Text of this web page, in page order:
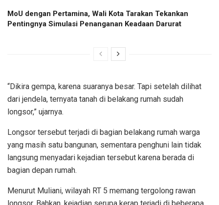
MoU dengan Pertamina, Wali Kota Tarakan Tekankan
Pentingnya Simulasi Penanganan Keadaan Darurat
“Dikira gempa, karena suaranya besar. Tapi setelah dilihat
dari jendela, ternyata tanah di belakang rumah sudah
longsor,” ujarnya.
Longsor tersebut terjadi di bagian belakang rumah warga
yang masih satu bangunan, sementara penghuni lain tidak
langsung menyadari kejadian tersebut karena berada di
bagian depan rumah.
Menurut Muliani, wilayah RT 5 memang tergolong rawan